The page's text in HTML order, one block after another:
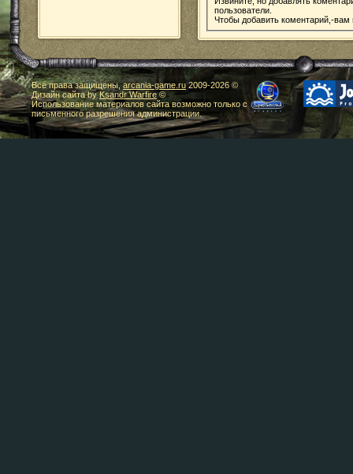
пользователи.
Чтобы добавить коментарий,-
Все права защищены,arcania-game.ru2009-2026 ©
Дизайн сайта byKsandr Warfire©
Использование материалов сайта возможно только с
письменного разрешения администрации.